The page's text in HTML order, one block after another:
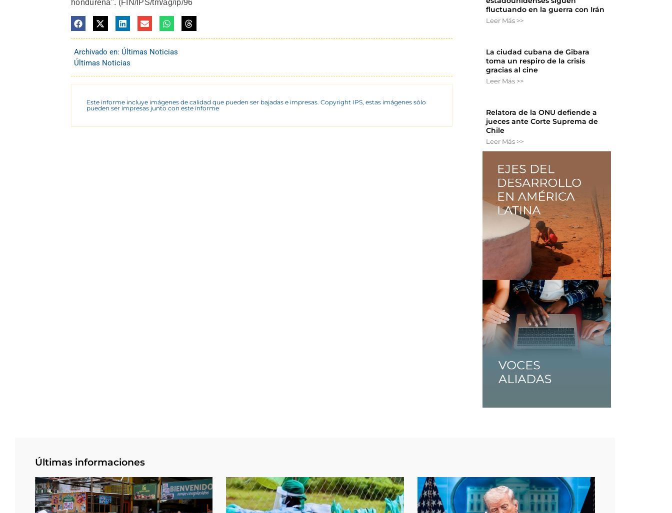
hondureña". (FIN/IPS/tm/ag/ip/96
Archivado en: Últimas Noticias
Últimas Noticias
Este informe incluye imágenes de calidad que pueden ser bajadas e impresas. Copyright IPS, estas imágenes sólo
pueden ser impresas junto con este informe
fluctuando en la guerra con Irán
Leer Más >>
La ciudad cubana de Gibara
toma un respiro de la crisis
gracias al cine
Leer Más >>
Relatora de la ONU defiende a
jueces ante Corte Suprema de
Chile
Leer Más >>
Últimas informaciones